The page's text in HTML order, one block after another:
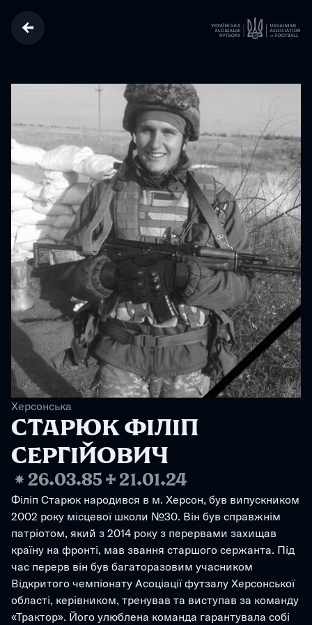
Херсонська
СТАРЮК ФІЛІП
СЕРГІЙОВИЧ
❋26.03.85 ✢21.01.24
Філіп Старюк народився в м. Херсон, був випускником
2002 року місцевої школи №30. Він був справжнім
патріотом, який з 2014 року з перервами захищав
країну на фронті, мав звання старшого сержанта. Під
час перерв він був багаторазовим учасником
Відкритого чемпіонату Асоціації футзалу Херсонської
області, керівником, тренував та виступав за команду
«Трактор». Його улюблена команда гарантувала собі